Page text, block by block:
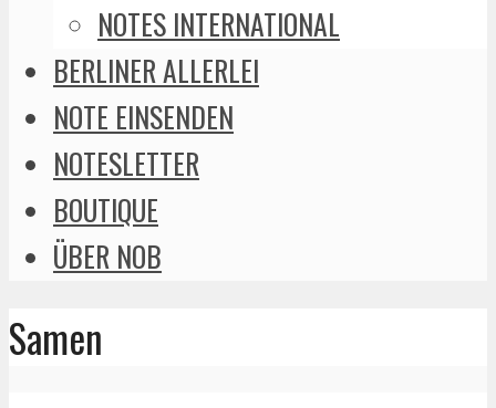
NOTES INTERNATIONAL
BERLINER ALLERLEI
NOTE EINSENDEN
NOTESLETTER
BOUTIQUE
ÜBER NOB
Samen